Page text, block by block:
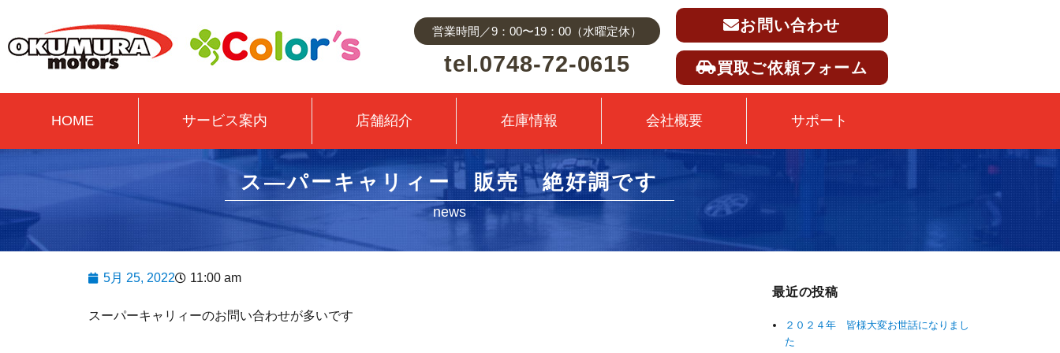
営業時間／9：00〜19：00（水曜定休）
tel.0748-72-0615
お問い合わせ
買取ご依頼フォーム
HOME サービス案内 店舗紹介 在庫情報 会社概要 サポート
ス―パーキャリィー 販売 絶好調です
news
5月 25, 2022 11:00 am
スーパーキャリィーのお問い合わせが多いです
最近の投稿
２０２４年 皆様大変お世話になりまし
た